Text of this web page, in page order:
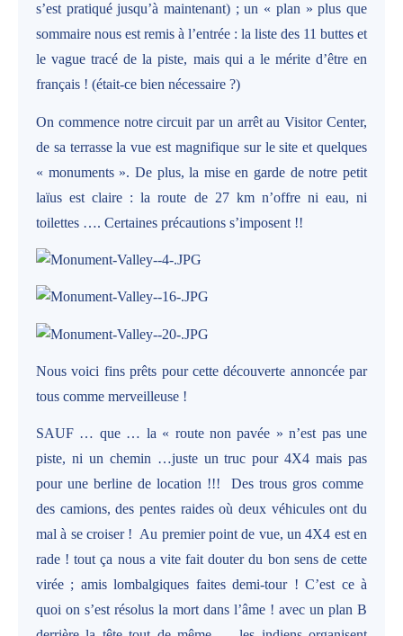
s’est pratiqué jusqu’à maintenant) ; un « plan » plus que
sommaire nous est remis à l’entrée : la liste des 11 buttes et
le vague tracé de la piste, mais qui a le mérite d’être en
français ! (était-ce bien nécessaire ?)
On commence notre circuit par un arrêt au Visitor Center,
de sa terrasse la vue est magnifique sur le site et quelques
« monuments ». De plus, la mise en garde de notre petit
laïus est claire : la route de 27 km n’offre ni eau, ni
toilettes …. Certaines précautions s’imposent !!
Nous voici fins prêts pour cette découverte annoncée par
tous comme merveilleuse !
SAUF … que … la « route non pavée » n’est pas une
piste, ni un chemin …juste un truc pour 4X4 mais pas
pour une berline de location !!!
Des trous gros comme
des camions, des pentes raides où deux véhicules ont du
mal à se croiser ! Au premier point de vue, un 4X4 est en
rade ! tout ça nous a vite fait douter du bon sens de cette
virée ; amis lombalgiques faites demi-tour ! C’est ce à
quoi on s’est résolus la mort dans l’âme ! avec un plan B